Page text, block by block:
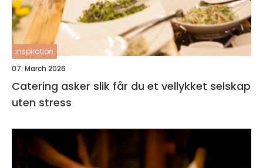
inspiration
07. March 2026
Catering asker slik får du et vellykket selskap
uten stress